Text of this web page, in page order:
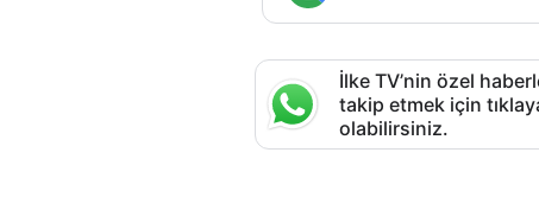
İlke TV’nin özel
takip etmek için
olabilirsiniz.